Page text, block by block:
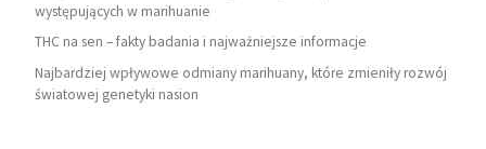
występujących w marihuanie
THC na sen – fakty badania i najważniejsze informacje
Najbardziej wpływowe odmiany marihuany, które zmieniły rozwój
światowej genetyki nasion